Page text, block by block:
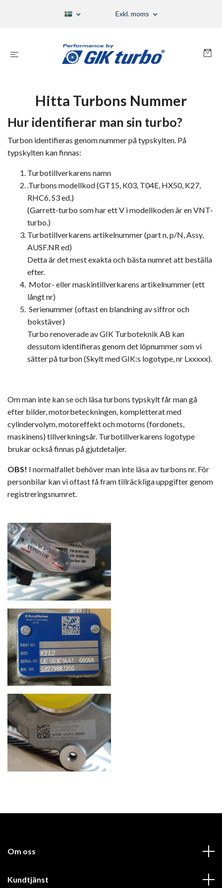
Exkl. moms
Hitta Turbons Nummer
Hur identifierar man sin turbo?
Turbon identifieras genom nummer på typskylten. På
typskylten kan finnas:
Turbotillverkarens namn
.Turbons modellkod (GT15, K03, T04E, HX50, K27,
RHC6, S3 ed.)
(Garrett-turbo som har ett V i modellkoden är en VNT-
turbo.)
Turbotillverkarens artikelnummer (part n, p/N, Assy,
AUSF.NR ed)
Detta är det mest exakta och bästa numret att beställa
efter.
Motor- eller maskintillverkarens artikelnummer (ett
långt nr)
Serienummer (oftast en blandning av siffror och
bokstäver)
Turbo renoverade av GIK Turboteknik AB kan
dessutom identifieras genom det löpnummer som vi
sätter på turbon (Skylt med GIK:s logotype, nr Lxxxxx).
Om man inte kan se och läsa turbons typskylt får man gå
efter bilder, motorbeteckningen, kompletterat med
cylindervolym, motoreffekt och motorns (fordonets,
maskinens) tillverkningsår. Turbotillverkarens logotype
brukar också finnas på gjutdetaljer.
OBS! I normalfallet behöver man inte läsa av turbons nr. För
personbilar kan vi oftast få fram tillräckliga uppgifter genom
registreringsnumret.
Om oss
Kundtjänst